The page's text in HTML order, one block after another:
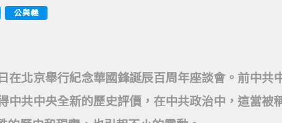
公與義
在北京舉行紀念華國鋒誕辰百周年座談會。前中共
中共中央全新的歷史評價，在中共政治中，這當被